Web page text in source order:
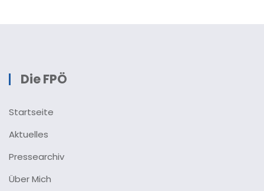
Die FPÖ
Startseite
Aktuelles
Pressearchiv
Über Mich